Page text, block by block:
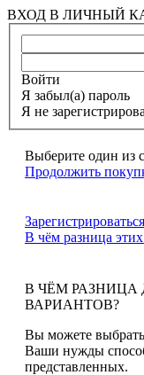
ВХОД В ЛИЧНЫЙ
Войти
Я забыл(а) пароль
Я не
Выберите один из
Продолжить
В чём разница
В ЧЁМ РАЗНИЦА
ВАРИАНТОВ?
Вы можете выбрать
Ваши нужды
представленных.